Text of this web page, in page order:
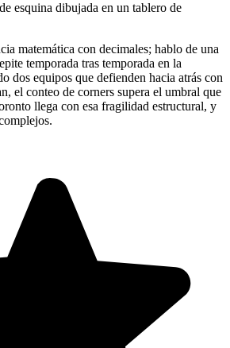
esquina dibujada en un tablero de
matemática con decimales; hablo de una
temporada tras temporada en la
dos equipos que defienden hacia atrás con
el conteo de corners supera el umbral que
llega con esa fragilidad estructural, y